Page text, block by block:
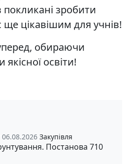
зробити
ще цікавішим для учнів!
обираючи
якісної освіти!
06.08.2026 Закупівля
Постанова 710